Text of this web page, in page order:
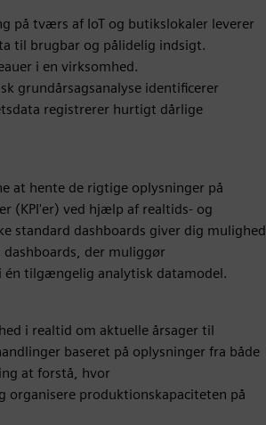
på tværs af IoT og butikslokaler leverer
til brugbar og pålidelig indsigt.
i en virksomhed.
grundårsagsanalyse identificerer
registrerer hurtigt dårlige
at hente de rigtige oplysninger på
(KPI'er) ved hjælp af realtids- og
standard dashboards giver dig mulighed
dashboards, der muliggør
én tilgængelig analytisk datamodel.
i realtid om aktuelle årsager til
baseret på oplysninger fra både
at forstå, hvor
produktionskapaciteten på